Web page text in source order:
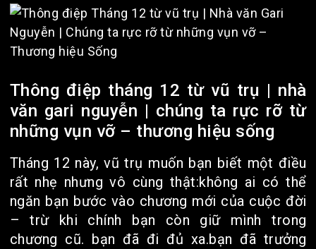
Thông điệp tháng 12 từ vũ trụ | nhà
văn gari nguyễn | chúng ta rực rỡ từ
những vụn vỡ – thương hiệu sống
Tháng 12 này, vũ trụ muốn bạn biết một điều
rất nhẹ nhưng vô cùng thật:không ai có thể
ngăn bạn bước vào chương mới của cuộc đời
– trừ khi chính bạn còn giữ mình trong
chương cũ. bạn đã đi đủ xa.bạn đã trưởng